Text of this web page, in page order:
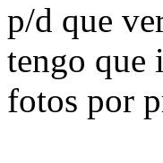
p/d que
tengo que
fotos por